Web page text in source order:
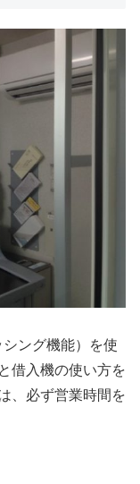
ング機能）を使
借入機の使い方を
、必ず営業時間を